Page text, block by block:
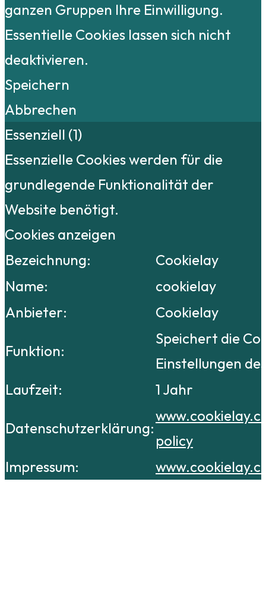
ganzen Gruppen Ihre Einwilligung.
Essentielle Cookies lassen sich nicht
deaktivieren.
Speichern
Abbrechen
Essenziell (1)
Essenzielle Cookies werden für die
grundlegende Funktionalität der
Website benötigt.
Cookies anzeigen
Bezeichnung:
Cookielay
Name:
cookielay
Anbieter:
Cookielay
Funktion:
Speichert die
Einstellungen
Laufzeit:
1 Jahr
Datenschutzerklärung:
policy
Impressum: